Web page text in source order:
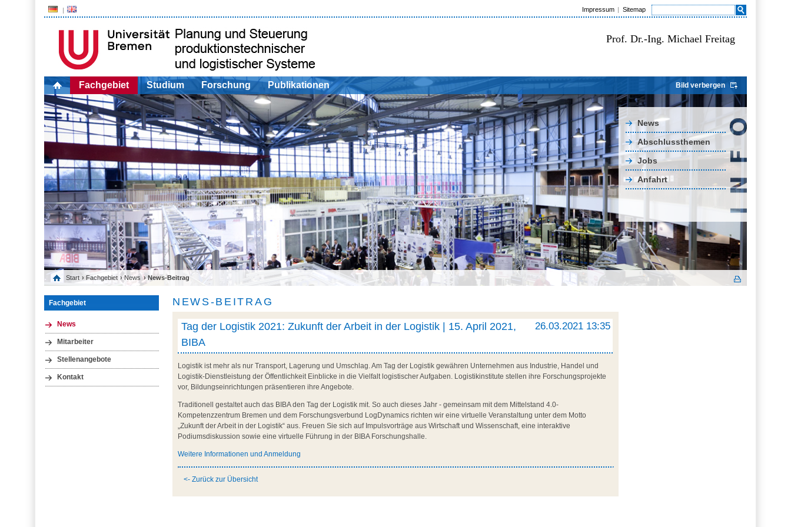
Impressum Sitemap
Prof. Dr.-Ing. Michael Freitag
Fachgebiet Studium Forschung Publikationen Bild verbergen
News
Abschlussthemen
Jobs
Anfahrt
Start › Fachgebiet ›News › News-Beitrag
Fachgebiet
News
Mitarbeiter
Stellenangebote
Kontakt
NEWS-BEITRAG
26.03.2021 13:35
Tag der Logistik 2021: Zukunft der Arbeit in der Logistik | 15. April 2021,
BIBA
Logistik ist mehr als nur Transport, Lagerung und Umschlag. Am Tag der Logistik gewähren Unternehmen aus Industrie, Handel und
Logistik-Dienstleistung der Öffentlichkeit Einblicke in die Vielfalt logistischer Aufgaben. Logistikinstitute stellen ihre Forschungsprojekte
vor, Bildungseinrichtungen präsentieren ihre Angebote.
Traditionell gestaltet auch das BIBA den Tag der Logistik mit. So auch dieses Jahr - gemeinsam mit dem Mittelstand 4.0-
Kompetenzzentrum Bremen und dem Forschungsverbund LogDynamics richten wir eine virtuelle Veranstaltung unter dem Motto
„Zukunft der Arbeit in der Logistik“ aus. Freuen Sie sich auf Impulsvorträge aus Wirtschaft und Wissenschaft, eine interaktive
Podiumsdiskussion sowie eine virtuelle Führung in der BIBA Forschungshalle.
Weitere Informationen und Anmeldung
<- Zurück zur Übersicht